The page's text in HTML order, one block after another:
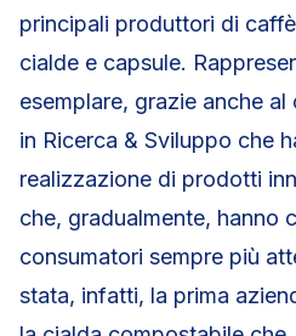
principali produttori di
cialde e capsule.
esemplare, grazie anche
in Ricerca & Sviluppo che
realizzazione di prodotti
che, gradualmente, hanno
consumatori sempre più
stata, infatti, la prima